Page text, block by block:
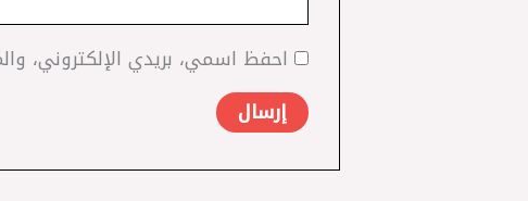
احفظ اسمي، بريدي الإلكتروني،